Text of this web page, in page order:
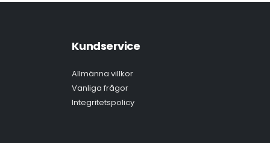
Kundservice
Allmänna villkor
Vanliga frågor
Integritetspolicy